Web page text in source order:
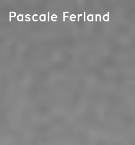
Pascale Ferland